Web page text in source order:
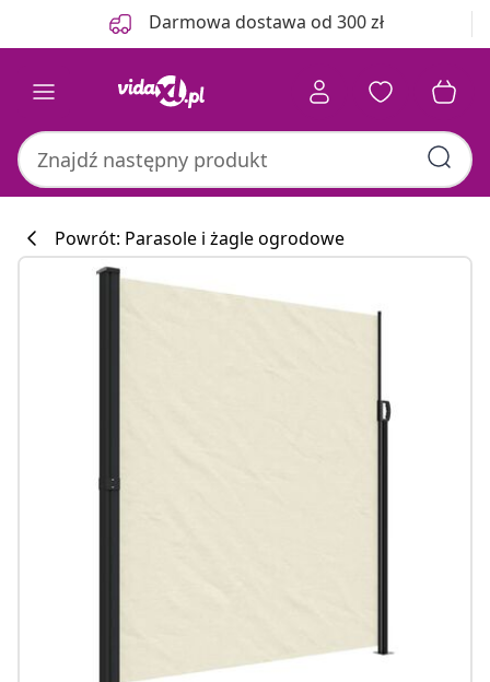
Darmowa dostawa od 300 zł
Powrót: Parasole i żagle ogrodowe